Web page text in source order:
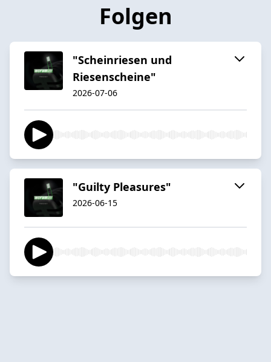
Folgen
"Scheinriesen und
Riesenscheine"
2026-07-06
"Guilty Pleasures"
2026-06-15